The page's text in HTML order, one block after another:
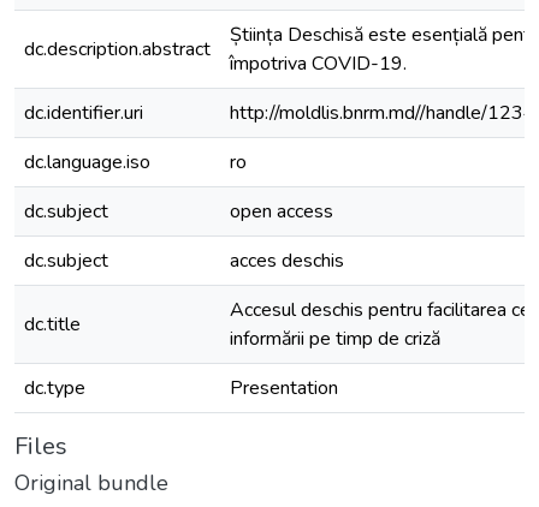
dc.description.abstract
Știința Deschisă este esențială
împotriva COVID-19.
dc.identifier.uri
http://moldlis.bnrm.md//handle/
dc.language.iso
ro
dc.subject
open access
dc.subject
acces deschis
dc.title
Accesul deschis pentru facilitarea
informării pe timp de criză
dc.type
Presentation
Files
Original bundle